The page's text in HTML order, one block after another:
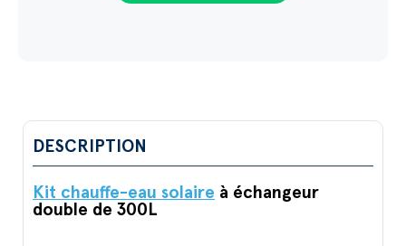
DESCRIPTION
Kit chauffe-eau solaire à échangeur
double de 300L